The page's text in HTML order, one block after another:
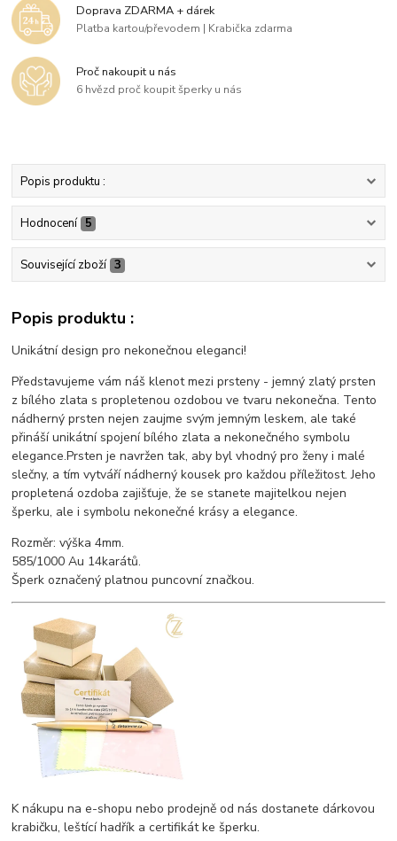
Doprava ZDARMA + dárek
Platba kartou/převodem | Krabička zdarma
Proč nakoupit u nás
6 hvězd proč koupit šperky u nás
Popis produktu :
Hodnocení 5
Související zboží 3
Popis produktu :
Unikátní design pro nekonečnou eleganci!
Představujeme vám náš klenot mezi prsteny - jemný zlatý prsten
z bílého zlata s propletenou ozdobou ve tvaru nekonečna. Tento
nádherný prsten nejen zaujme svým jemným leskem, ale také
přináší unikátní spojení bílého zlata a nekonečného symbolu
elegance.Prsten je navržen tak, aby byl vhodný pro ženy i malé
slečny, a tím vytváří nádherný kousek pro každou příležitost. Jeho
propletená ozdoba zajišťuje, že se stanete majitelkou nejen
šperku, ale i symbolu nekonečné krásy a elegance.
Rozměr: výška 4mm.
585/1000 Au 14karátů.
Šperk označený platnou puncovní značkou.
K nákupu na e-shopu nebo prodejně od nás dostanete dárkovou
krabičku, leštící hadřík a certifikát ke šperku.